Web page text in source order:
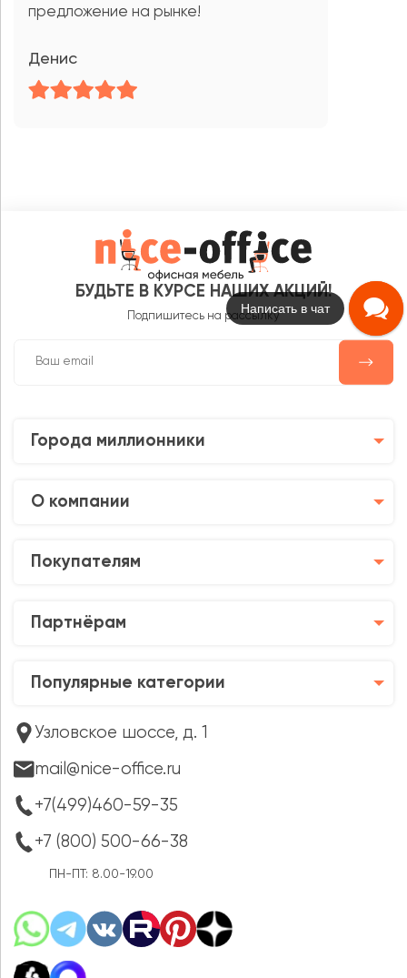
предложение на рынке!
Денис
БУДЬТЕ В КУРСЕ НАШИХ АКЦИЙ!
Подпишитесь на рассылку
Города миллионники
О компании
Покупателям
Партнёрам
Популярные категории
Узловское шоссе, д. 1
mail@nice-office.ru
+7(499)460-59-35
+7 (800) 500-66-38
ПН-ПТ: 8.00-19.00
Написать в чат